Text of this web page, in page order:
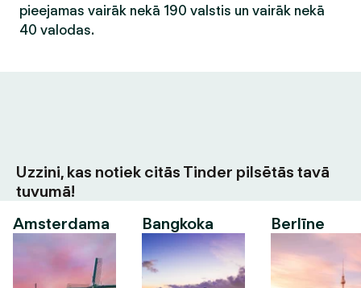
pieejamas vairāk nekā 190 valstis un vairāk nekā
40 valodas.
Uzzini, kas notiek citās Tinder pilsētās tavā
tuvumā!
Amsterdama
Bangkoka Berlīne